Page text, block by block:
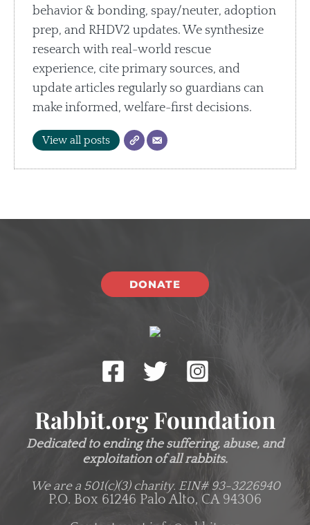
behavior & bonding, spay/neuter, adoption
prep, and RHDV2 updates. We synthesize
research with real-world rescue
experience, cite primary sources, and
update articles regularly so guardians can
make informed, welfare-first decisions.
View all posts
DONATE
Rabbit.org Foundation
Dedicated to ending the suffering, abuse, and
exploitation of all rabbits.
We are a 501(c)(3) charity. EIN# 93-3226940
P.O. Box 61246 Palo Alto, CA 94306